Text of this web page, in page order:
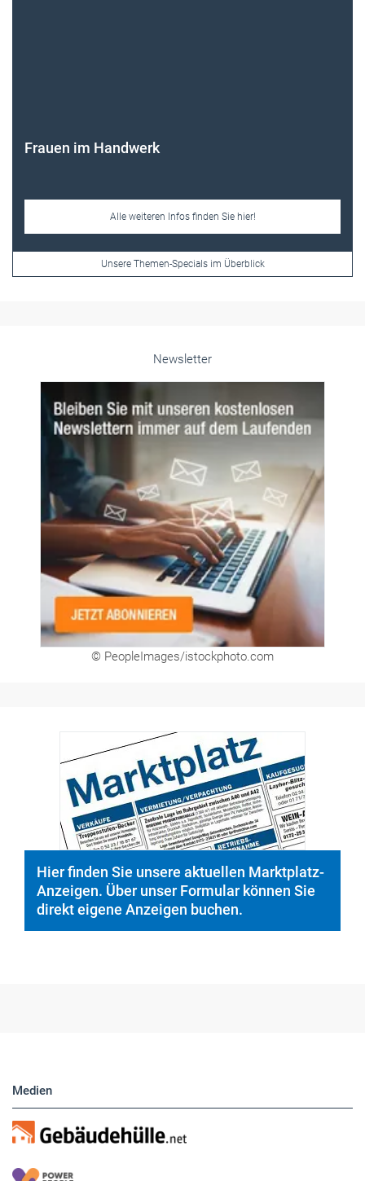
Frauen im Handwerk
Alle weiteren Infos finden Sie hier!
Unsere Themen-Specials im Überblick
Newsletter
© PeopleImages/istockphoto.com
Hier finden Sie unsere aktuellen Marktplatz-
Anzeigen. Über unser Formular können Sie
direkt eigene Anzeigen buchen.
Medien